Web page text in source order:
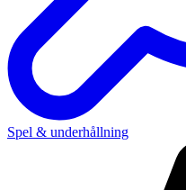
Spel & underhållning